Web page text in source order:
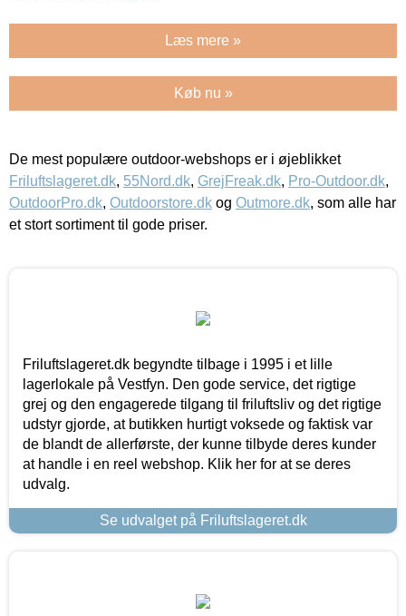
Læs mere »
Køb nu »
De mest populære outdoor-webshops er i øjeblikket
Friluftslageret.dk, 55Nord.dk, GrejFreak.dk, Pro-Outdoor.dk,
OutdoorPro.dk, Outdoorstore.dk og Outmore.dk, som alle har
et stort sortiment til gode priser.
Friluftslageret.dk begyndte tilbage i 1995 i et lille
lagerlokale på Vestfyn. Den gode service, det rigtige
grej og den engagerede tilgang til friluftsliv og det rigtige
udstyr gjorde, at butikken hurtigt voksede og faktisk var
de blandt de allerførste, der kunne tilbyde deres kunder
at handle i en reel webshop. Klik her for at se deres
udvalg.
Se udvalget på Friluftslageret.dk